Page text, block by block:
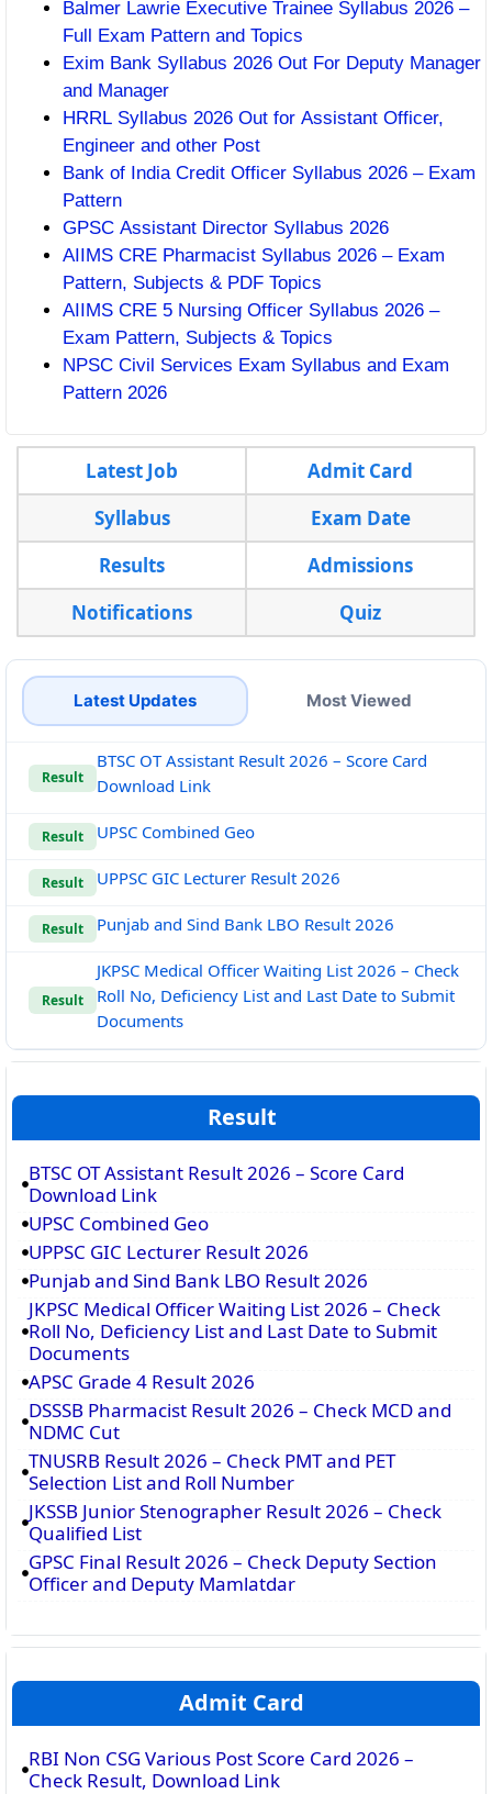
Balmer Lawrie Executive Trainee Syllabus 2026 –
Full Exam Pattern and Topics
Exim Bank Syllabus 2026 Out For Deputy Manager
and Manager
HRRL Syllabus 2026 Out for Assistant Officer,
Engineer and other Post
Bank of India Credit Officer Syllabus 2026 – Exam
Pattern
GPSC Assistant Director Syllabus 2026
AIIMS CRE Pharmacist Syllabus 2026 – Exam
Pattern, Subjects & PDF Topics
AIIMS CRE 5 Nursing Officer Syllabus 2026 –
Exam Pattern, Subjects & Topics
NPSC Civil Services Exam Syllabus and Exam
Pattern 2026
Latest Job
Admit Card
Syllabus
Exam Date
Results
Admissions
Notifications
Quiz
Latest Updates Most Viewed
Result
BTSC OT Assistant Result 2026 – Score Card
Download Link
Result UPSC Combined Geo
Result UPPSC GIC Lecturer Result 2026
Result Punjab and Sind Bank LBO Result 2026
Result
JKPSC Medical Officer Waiting List 2026 – Check
Roll No, Deficiency List and Last Date to Submit
Documents
Result
BTSC OT Assistant Result 2026 – Score Card
Download Link
UPSC Combined Geo
UPPSC GIC Lecturer Result 2026
Punjab and Sind Bank LBO Result 2026
JKPSC Medical Officer Waiting List 2026 – Check
Roll No, Deficiency List and Last Date to Submit
Documents
APSC Grade 4 Result 2026
DSSSB Pharmacist Result 2026 – Check MCD and
NDMC Cut
TNUSRB Result 2026 – Check PMT and PET
Selection List and Roll Number
JKSSB Junior Stenographer Result 2026 – Check
Qualified List
GPSC Final Result 2026 – Check Deputy Section
Officer and Deputy Mamlatdar
Admit Card
RBI Non CSG Various Post Score Card 2026 –
Check Result, Download Link